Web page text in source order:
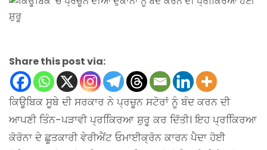
Share this post via:
ਕਿਊਬਿਕ ਸੂਬੇ ਦੀ ਸਰਕਾਰ ਨੇ ਪ੍ਰਚੂਨ ਸਟੋਰਾਂ ਨੂੰ ਬੰਦ ਕਰਨ ਦੀ
ਆਪਣੀ ਤਿੰਨ-ਪੜਾਵੀ ਪ੍ਰਕਿਿਰਆ ਸ਼ੁਰੂ ਕਰ ਦਿੱਤੀ। ਇਹ ਪ੍ਰਕਿਿਰਆ
ਕੋਰੋਨਾ ਦੇ ਛੂਤਕਾਰੀ ਵੇਰੀਐਂਟ ਓਮਾਈਕ੍ਰੋਨ ਕਾਰਨ ਪੈਦਾ ਹੋਈ